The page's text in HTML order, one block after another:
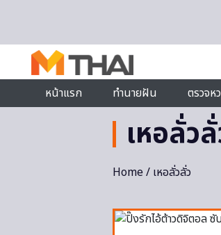
หน้าแรก
ทำนายฝัน ตรวจห
เหอลั่ว
Home/ เหอลั่วลั่ว